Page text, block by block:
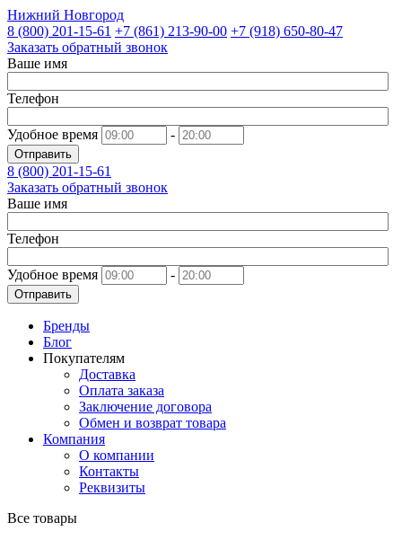
Нижний Новгород
8 (800) 201-15-61 +7 (861) 213-90-00 +7 (918) 650-80-47
Заказать обратный звонок
Ваше имя
Телефон
Удобное время -
Отправить
8 (800) 201-15-61
Заказать обратный звонок
Ваше имя
Телефон
Удобное время -
Отправить
Бренды
Блог
Покупателям
Доставка
Оплата заказа
Заключение договора
Обмен и возврат товара
Компания
О компании
Контакты
Реквизиты
Все товары